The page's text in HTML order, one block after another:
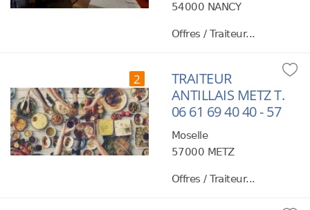
54000 NANCY
Offres / Traiteur...
2
TRAITEUR
ANTILLAIS METZ T.
06 61 69 40 40 - 57
Moselle
57000 METZ
Offres / Traiteur...